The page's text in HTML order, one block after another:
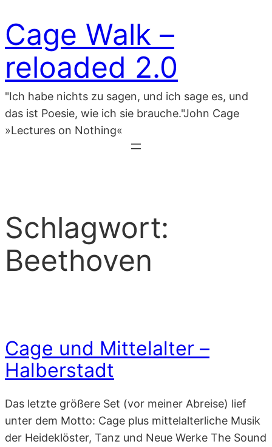
Inhalt
springen
Cage Walk –
reloaded 2.0
"Ich habe nichts zu sagen, und ich sage es, und
das ist Poesie, wie ich sie brauche."John Cage
»Lectures on Nothing«
Schlagwort:
Beethoven
Cage und Mittelalter –
Halberstadt
Das letzte größere Set (vor meiner Abreise) lief
unter dem Motto: Cage plus mittelalterliche Musik
der Heideklöster, Tanz und Neue Werke The Sound